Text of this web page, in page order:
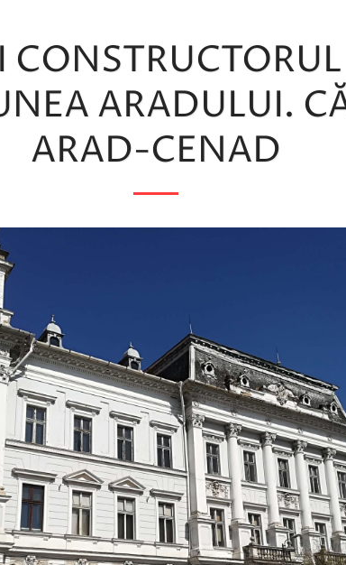
ARADULUI.
ARAD-CENAD